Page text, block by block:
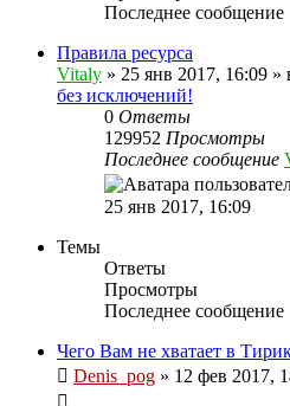
Последнее сообщение
Правила ресурса
Vitaly » 25 янв 2017, 16:09 »
без исключений!
0 Ответы
129952 Просмотры
Последнее сообщение
25 янв 2017, 16:09
Темы
Ответы
Просмотры
Последнее сообщение
Чего Вам не хватает в
Denis_pog » 12 фев 2017,